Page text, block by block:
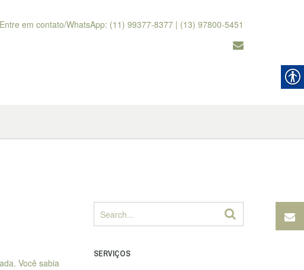
Entre em contato/WhatsApp: (11) 99377-8377 | (13) 97800-5451
Você sabia
SERVIÇOS